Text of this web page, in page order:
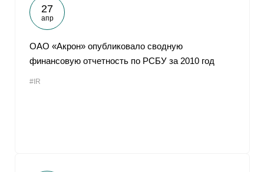
27
апр
ОАО «Акрон» опубликовало сводную
финансовую отчетность по РСБУ за 2010 год
#IR